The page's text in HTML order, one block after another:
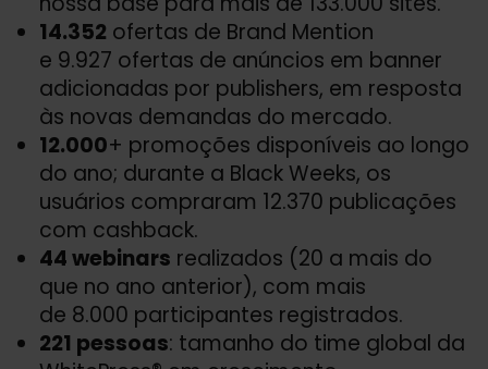
14.352 ofertas de Brand Mention
e 9.927 ofertas de anúncios em banner
adicionadas por publishers, em resposta
às novas demandas do mercado.
12.000+ promoções disponíveis ao longo
do ano; durante a Black Weeks, os
usuários compraram 12.370 publicações
com cashback.
44 webinars realizados (20 a mais do
que no ano anterior), com mais
de 8.000 participantes registrados.
221 pessoas: tamanho do time global da